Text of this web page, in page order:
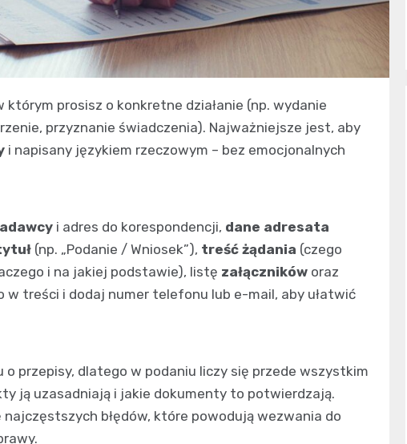
prosisz o konkretne działanie (np. wydanie
przyznanie świadczenia). Najważniejsze jest, aby
i napisany językiem rzeczowym – bez emocjonalnych
i adres do korespondencji, dane adresata
(np. „Podanie / Wniosek”), treść żądania (czego
i na jakiej podstawie), listę załączników oraz
w treści i dodaj numer telefonu lub e-mail, aby ułatwić
o przepisy, dlatego w podaniu liczy się przede wszystkim
ją uzasadniają i jakie dokumenty to potwierdzają.
błędów, które powodują wezwania do